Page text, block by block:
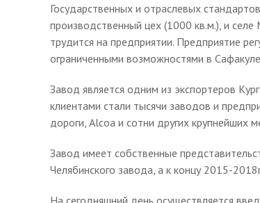
Государственных и отраслевых
производственный цех (1000 кв.м.), и
трудится на предприятии. Предприятие
ограниченными возможностями в
Завод является одним из экспортеров
клиентами стали тысячи заводов и
дороги, Alcoa и сотни других крупнейших
Завод имеет собственные
Челябинского завода, а к концу 2015-